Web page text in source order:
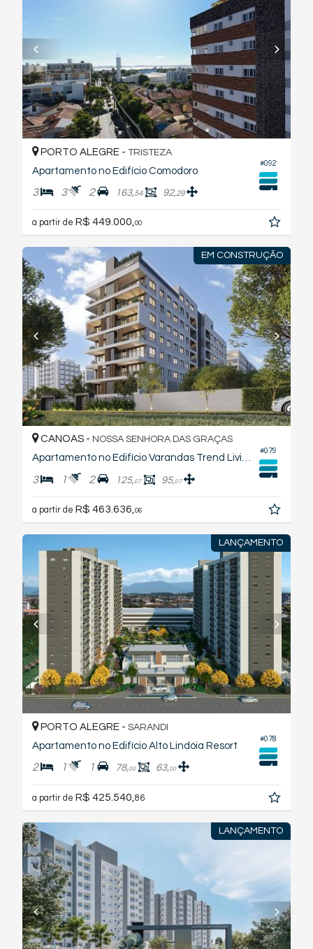
#092
PORTO ALEGRE - TRISTEZA
Apartamento no Edifício Comodoro
3 3 2 163,54 92,29
a partir de R$ 449.000, 00
EM CONSTRUÇÃO
#079
CANOAS - NOSSA SENHORA DAS GRAÇAS
Apartamento no Edifício Varandas Trend Living
3 1 2 125,07 95,07
a partir de R$ 463.636,06
LANÇAMENTO
#078
PORTO ALEGRE - SARANDI
Apartamento no Edifício Alto Lindóia Resort
2 1 1 78,00 63,00
a partir de R$ 425.540, 86
LANÇAMENTO